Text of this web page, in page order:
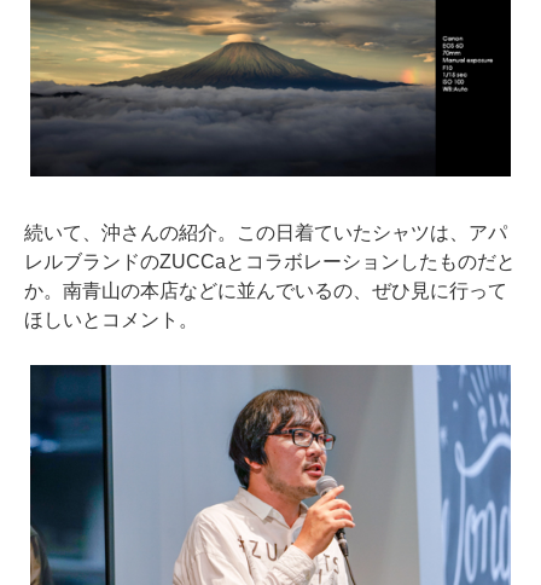
続いて、沖さんの紹介。この日着ていたシャツは、アパ
レルブランドのZUCCaとコラボレーションしたものだと
か。南青山の本店などに並んでいるの、ぜひ見に行って
ほしいとコメント。